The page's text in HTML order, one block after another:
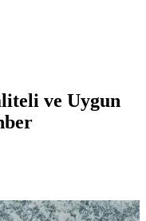
ve Uygun